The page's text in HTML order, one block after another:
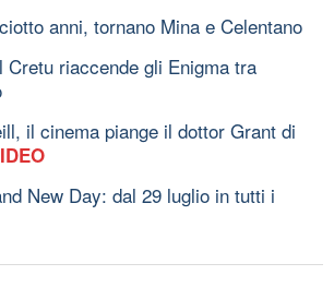
anni, tornano Mina e Celentano
Cretu riaccende gli Enigma tra
il cinema piange il dottor Grant di
New Day: dal 29 luglio in tutti i